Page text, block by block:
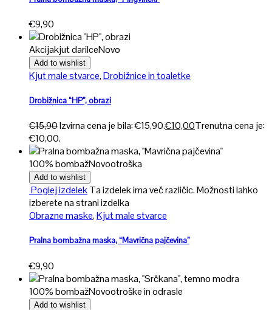
€9,90
Akcijakjut darilceNovo
Add to wishlist
Kjut male stvarce,Drobižnice in toaletke
Drobižnica “HP”, obrazi
€15,90Izvirna cena je bila: €15,90.€10,00Trenutna cena je:
€10,00.
100% bombažNovootroška
Add to wishlist
Poglej izdelekTa izdelek ima več različic. Možnosti lahko
izberete na strani izdelka
Obrazne maske,Kjut male stvarce
Pralna bombažna maska, “Mavrična pajčevina”
€9,90
100% bombažNovootroške in odrasle
Add to wishlist